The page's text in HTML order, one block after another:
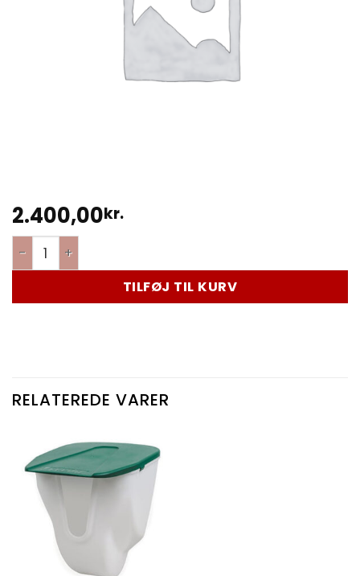
2.400,00kr.
TILFØJ TIL KURV
RELATEREDE VARER